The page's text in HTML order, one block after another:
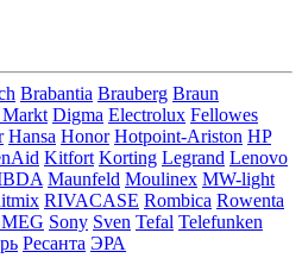
Brabantia Brauberg Braun
Digma Electrolux Fellowes
Hansa Honor Hotpoint-Ariston HP
Kitfort Korting Legrand Lenovo
Maunfeld Moulinex MW-light
RIVACASE Rombica Rowenta
Sony Sven Tefal Telefunken
Ресанта ЭРА